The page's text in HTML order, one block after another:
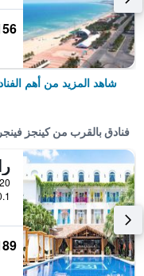
شاهد المزيد من أهم
فنادق بالقرب من كينجز
0.1 كيلومتر عن